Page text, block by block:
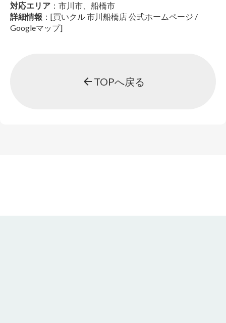
対応エリア ：市川市、船橋市
詳細情報 ：[買いクル 市川船橋店 公式ホームページ /
Googleマップ]
arrow_back TOPへ戻る